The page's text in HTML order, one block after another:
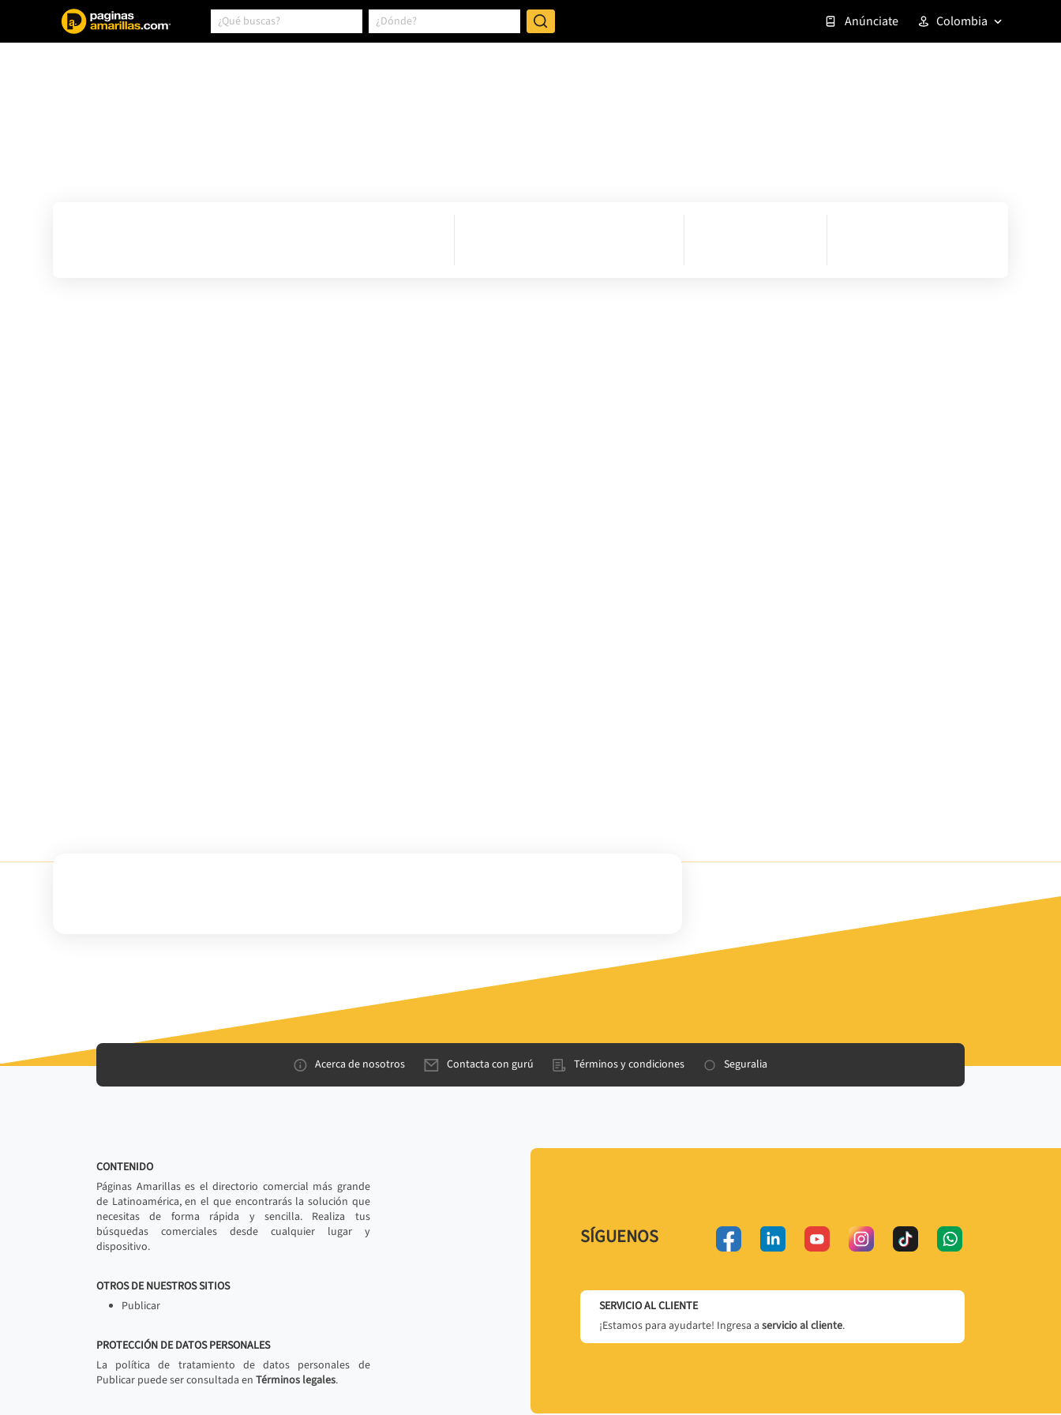
Anúnciate Colombia
Acerca de nosotros Contacta con gurú Términos y condiciones Seguralia
CONTENIDO
Páginas Amarillas es el directorio comercial más grande
de Latinoamérica, en el que encontrarás la solución que
necesitas de forma rápida y sencilla. Realiza tus
búsquedas comerciales desde cualquier lugar y
dispositivo.
OTROS DE NUESTROS SITIOS
Publicar
PROTECCIÓN DE DATOS PERSONALES
La política de tratamiento de datos personales de
Publicar puede ser consultada en Términos legales.
SÍGUENOS
SERVICIO AL CLIENTE
¡Estamos para ayudarte! Ingresa a servicio al cliente.